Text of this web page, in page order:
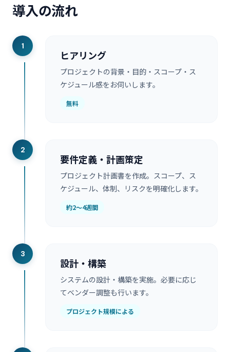
導入の流れ
1
ヒアリング
プロジェクトの背景・目的・スコープ・ス
ケジュール感をお伺いします。
無料
2
要件定義・計画策定
プロジェクト計画書を作成。スコープ、ス
ケジュール、体制、リスクを明確化します。
約2〜4週間
3
設計・構築
システムの設計・構築を実施。必要に応じ
てベンダー調整も行います。
プロジェクト規模による